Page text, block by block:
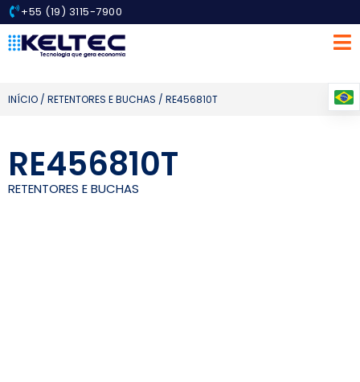
+55 (19) 3115-7900
INÍCIO / RETENTORES E BUCHAS / RE456810T
RE456810T
RETENTORES E BUCHAS